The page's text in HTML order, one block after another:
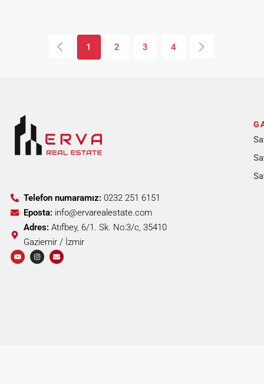
1 2 3 4
Telefon numaramız: 0232 251 6151
Eposta: info@ervarealestate.com
Adres: Atıfbey, 6/1. Sk. No:3/c, 35410
Gaziemir / İzmir